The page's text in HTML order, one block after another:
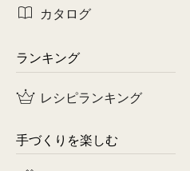
カタログ
ランキング
レシピランキング
手づくりを楽しむ